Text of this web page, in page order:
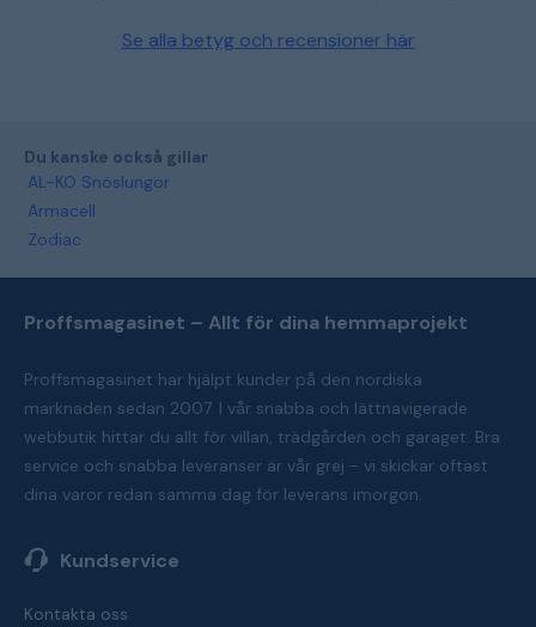
Se alla betyg och recensioner här
Du kanske också gillar
AL-KO Snöslungor
Armacell
Zodiac
Proffsmagasinet – Allt för dina hemmaprojekt
Proffsmagasinet har hjälpt kunder på den nordiska
marknaden sedan 2007. I vår snabba och lättnavigerade
webbutik hittar du allt för villan, trädgården och garaget. Bra
service och snabba leveranser är vår grej - vi skickar oftast
dina varor redan samma dag för leverans imorgon.
Kundservice
Kontakta oss